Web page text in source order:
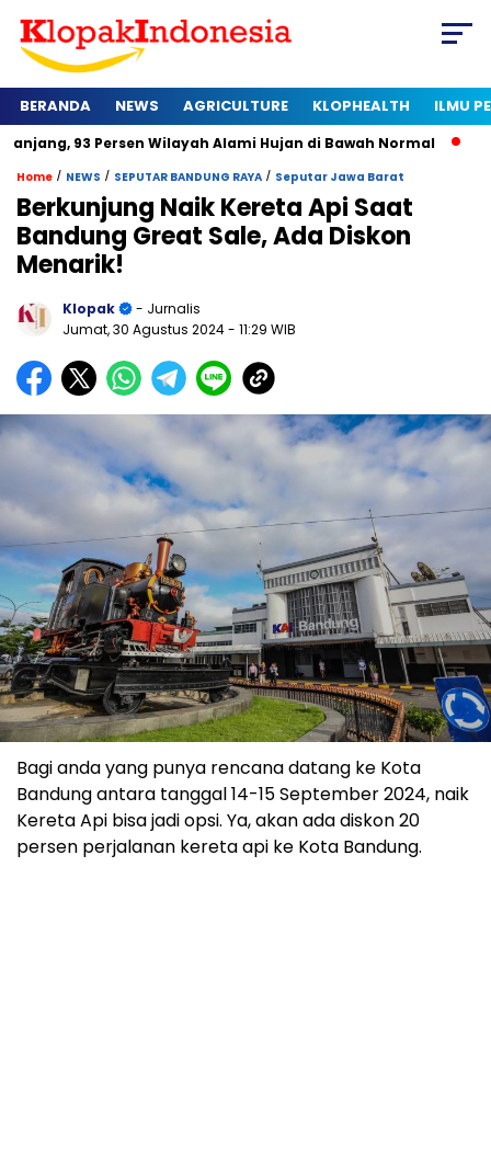
BERANDA NEWS AGRICULTURE KLOPHEALTH ILMU
Wilayah Alami Hujan di Bawah Normal Kapan
Home / NEWS / SEPUTAR BANDUNG RAYA / Seputar Jawa Barat
Berkunjung Naik Kereta Api Saat
Bandung Great Sale, Ada Diskon
Menarik!
Klopak
- Jurnalis
Jumat, 30 Agustus 2024- 11:29 WIB
Bagi anda yang punya rencana datang ke Kota
Bandung antara tanggal 14-15 September 2024, naik
Kereta Api bisa jadi opsi. Ya, akan ada diskon 20
persen perjalanan kereta api ke Kota Bandung.